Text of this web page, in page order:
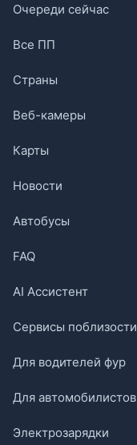
Очереди сейчас
Все ПП
Страны
Веб-камеры
Карты
Новости
Автобусы
FAQ
AI Ассистент
Сервисы поблизости
Для водителей фур
Для автомобилистов
Электрозарядки